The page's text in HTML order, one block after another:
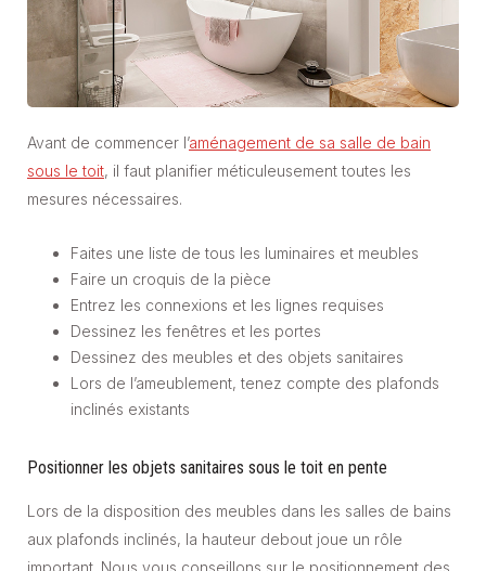
Avant de commencer l’aménagement de sa salle de bain
sous le toit, il faut planifier méticuleusement toutes les
mesures nécessaires.
Faites une liste de tous les luminaires et meubles
Faire un croquis de la pièce
Entrez les connexions et les lignes requises
Dessinez les fenêtres et les portes
Dessinez des meubles et des objets sanitaires
Lors de l’ameublement, tenez compte des plafonds
inclinés existants
Positionner les objets sanitaires sous le toit en pente
Lors de la disposition des meubles dans les salles de bains
aux plafonds inclinés, la hauteur debout joue un rôle
important. Nous vous conseillons sur le positionnement des